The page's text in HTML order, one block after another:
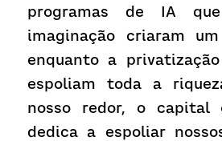
programas de IA
imaginação criaram
enquanto a
espoliam toda a
nosso redor, o capital
dedica a espoliar